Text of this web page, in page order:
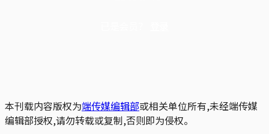
本刊载内容版权为端传媒编辑部或相关单位所有,未经端传媒
编辑部授权,请勿转载或复制,否则即为侵权。